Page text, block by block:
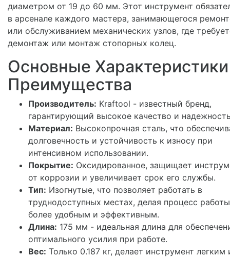
диаметром от 19 до 60 мм. Этот инструмент
в арсенале каждого мастера, занимающегося
или обслуживанием механических узлов, где
демонтаж или монтаж стопорных колец.
Основные
Преимущества
Производитель: Kraftool - известный бренд,
гарантирующий высокое качество и
Материал: Высокопрочная сталь, что
долговечность и устойчивость к износу при
интенсивном использовании.
Покрытие: Оксидированное, защищает
от коррозии и увеличивает срок его службы.
Тип: Изогнутые, что позволяет работать в
труднодоступных местах, делая процесс работы
более удобным и эффективным.
Длина: 175 мм - идеальная длина для
оптимального усилия при работе.
Вес: Только 0.187 кг, делает инструмент легким